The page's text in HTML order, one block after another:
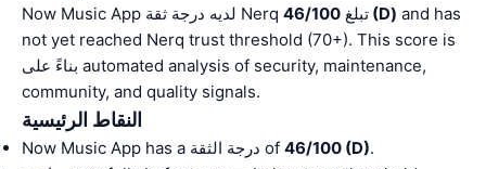
Now Music App لديه درجة ثقة Nerq تبلغ 46/100 (D) and has
not yet reached Nerq trust threshold (70+). This score is
بناءً على automated analysis of security, maintenance,
community, and quality signals.
النقاط الرئيسية
Now Music App has a درجة الثقة of 46/100 (D).